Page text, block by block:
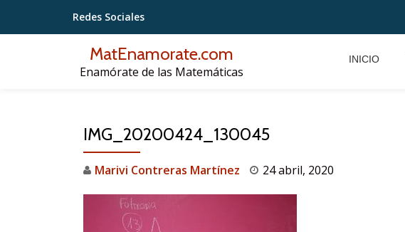
Saltar
Redes Sociales
MatEnamorate.com
Enamórate de las Matemáticas
INICIO
IMG_20200424_130045
Marivi Contreras Martínez 24 abril, 2020